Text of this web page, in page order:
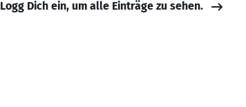
Logg Dich ein, um alle Einträge zu sehen.